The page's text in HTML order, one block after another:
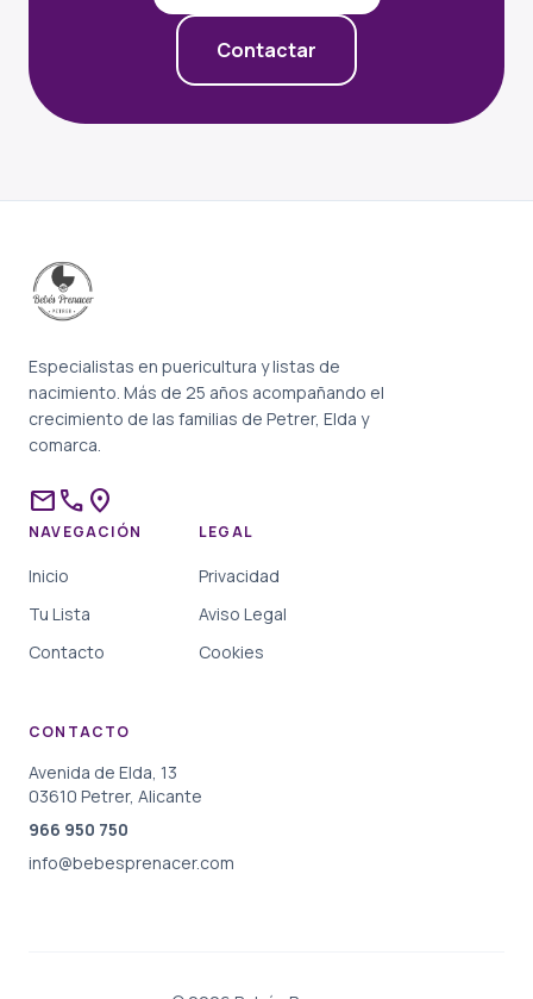
Contactar
Especialistas en puericultura y listas de
nacimiento. Más de 25 años acompañando el
crecimiento de las familias de Petrer, Elda y
comarca.
mailphone location_on
NAVEGACIÓN
Inicio
Tu Lista
Contacto
LEGAL
Privacidad
Aviso Legal
Cookies
CONTACTO
Avenida de Elda, 13
03610 Petrer, Alicante
966 950 750
info@bebesprenacer.com